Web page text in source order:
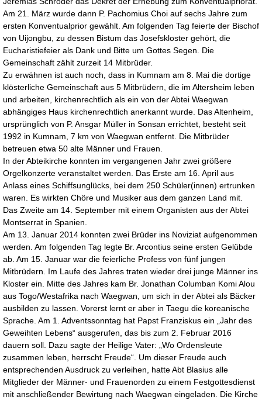
Am 21. März wurde dann P. Pachomius Choi auf sechs Jahre zum
ersten Konventualprior gewählt. Am folgenden Tag feierte der Bischof
von Uijongbu, zu dessen Bistum das Josefskloster gehört, die
Eucharistiefeier als Dank und Bitte um Gottes Segen. Die
Gemeinschaft zählt zurzeit 14 Mitbrüder.
Zu erwähnen ist auch noch, dass in Kumnam am 8. Mai die dortige
klösterliche Gemeinschaft aus 5 Mitbrüdern, die im Altersheim leben
und arbeiten, kirchenrechtlich als ein von der Abtei Waegwan
abhängiges Haus kirchenrechtlich anerkannt wurde. Das Altenheim,
ursprünglich von P. Ansgar Müller in Sonsan errichtet, besteht seit
1992 in Kumnam, 7 km von Waegwan entfernt. Die Mitbrüder
betreuen etwa 50 alte Männer und Frauen.
In der Abteikirche konnten im vergangenen Jahr zwei größere
Orgelkonzerte veranstaltet werden. Das Erste am 16. April aus
Anlass eines Schiffsunglücks, bei dem 250 Schüler(innen) ertrunken
waren. Es wirkten Chöre und Musiker aus dem ganzen Land mit.
Das Zweite am 14. September mit einem Organisten aus der Abtei
Montserrat in Spanien.
Am 13. Januar 2014 konnten zwei Brüder ins Noviziat aufgenommen
werden. Am folgenden Tag legte Br. Arcontius seine ersten Gelübde
ab. Am 15. Januar war die feierliche Profess von fünf jungen
Mitbrüdern. Im Laufe des Jahres traten wieder drei junge Männer ins
Kloster ein. Mitte des Jahres kam Br. Jonathan Columban Komi Alou
aus Togo/Westafrika nach Waegwan, um sich in der Abtei als Bäcker
ausbilden zu lassen. Vorerst lernt er aber in Taegu die koreanische
Sprache. Am 1. Adventssonntag hat Papst Franziskus ein „Jahr des
Geweihten Lebens“ ausgerufen, das bis zum 2. Februar 2016
dauern soll. Dazu sagte der Heilige Vater: „Wo Ordensleute
zusammen leben, herrscht Freude“. Um dieser Freude auch
entsprechenden Ausdruck zu verleihen, hatte Abt Blasius alle
Mitglieder der Männer- und Frauenorden zu einem Festgottesdienst
mit anschließender Bewirtung nach Waegwan eingeladen. Die Kirche